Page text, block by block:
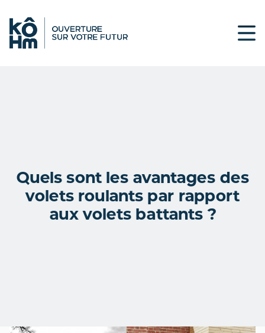
Quels sont les avantages des
volets roulants par rapport
aux volets battants ?